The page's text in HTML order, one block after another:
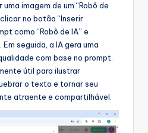
imagem de um “Robô de
no botão “Inserir
como “Robô de IA” e
seguida, a IA gera uma
com base no prompt.
útil para ilustrar
o texto e tornar seu
atraente e compartilhável.